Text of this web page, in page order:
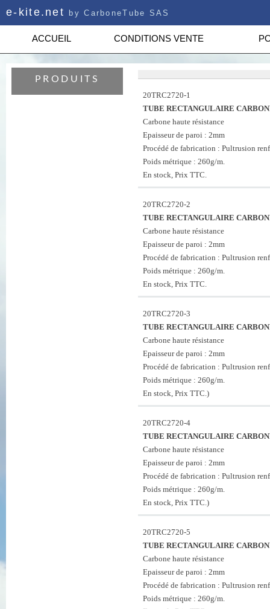
e-kite.net by CarboneTube SAS
ACCUEIL CONDITIONS VENTE
PRODUITS
20TRC2720-1
TUBE RECTANGULAIRE
Carbone haute résistance
Epaisseur de paroi : 2mm
Procédé de fabrication : Pultrusion
Poids métrique : 260g/m.
En stock, Prix TTC.
20TRC2720-2
TUBE RECTANGULAIRE
Carbone haute résistance
Epaisseur de paroi : 2mm
Procédé de fabrication : Pultrusion
Poids métrique : 260g/m.
En stock, Prix TTC.
20TRC2720-3
TUBE RECTANGULAIRE
Carbone haute résistance
Epaisseur de paroi : 2mm
Procédé de fabrication : Pultrusion
Poids métrique : 260g/m.
En stock, Prix TTC.)
20TRC2720-4
TUBE RECTANGULAIRE
Carbone haute résistance
Epaisseur de paroi : 2mm
Procédé de fabrication : Pultrusion
Poids métrique : 260g/m.
En stock, Prix TTC.)
20TRC2720-5
TUBE RECTANGULAIRE
Carbone haute résistance
Epaisseur de paroi : 2mm
Procédé de fabrication : Pultrusion
Poids métrique : 260g/m.